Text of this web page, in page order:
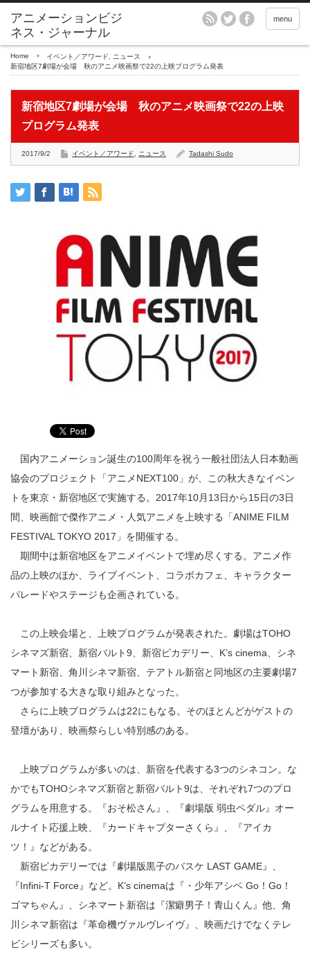
アニメーションビジ
ネス・ジャーナル
menu
Home イベント／アワード
ニュース
新宿地区7劇場が会場 秋のアニメ映画祭で22の上映プログラム発表
新宿地区7劇場が会場 秋のアニメ映画祭で22の上映
プログラム発表
2017/9/2 イベント／アワード ニュース Tadashi Sudo
国内アニメーション誕生の100周年を祝う一般社団法人日本動画
協会のプロジェクト「アニメNEXT100」が、この秋大きなイベン
トを東京・新宿地区で実施する。2017年10月13日から15日の3日
間、映画館で傑作アニメ・人気アニメを上映する「ANIME FILM
FESTIVAL TOKYO 2017」を開催する。
期間中は新宿地区をアニメイベントで埋め尽くする。アニメ作
品の上映のほか、ライブイベント、コラボカフェ、キャラクター
パレードやステージも企画されている。
この上映会場と、上映プログラムが発表された。劇場はTOHO
シネマズ新宿、新宿バルト9、新宿ピカデリー、K’s cinema、シネ
マート新宿、角川シネマ新宿、テアトル新宿と同地区の主要劇場7
つが参加する大きな取り組みとなった。
さらに上映プログラムは22にもなる。そのほとんどがゲストの
登壇があり、映画祭らしい特別感のある。
上映プログラムが多いのは、新宿を代表する3つのシネコン。な
かでもTOHOシネマズ新宿と新宿バルト9は、それぞれ7つのプロ
グラムを用意する。『おそ松さん』、『劇場版 弱虫ペダル』オー
ルナイト応援上映、『カードキャプターさくら』、『アイカ
ツ！』などがある。
新宿ピカデリーでは『劇場版黒子のバスケ LAST GAME』、
『Infini-T Force』など。K’s cinemaは『・少年アシベ Go！Go！
ゴマちゃん』、シネマート新宿は『潔癖男子！青山くん』他、角
川シネマ新宿は『革命機ヴァルヴレイヴ』、映画だけでなくテレ
ビシリーズも多い。